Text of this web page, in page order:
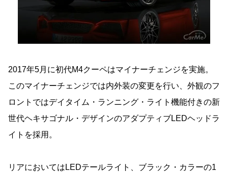
2017年5月に初代M4クーペはマイナーチェンジを実施。
このマイナーチェンジでは内外装の変更を行い、外観のフ
ロントではデイタイム・ランニング・ライト機能付きの新
世代ヘキサゴナル・デザインのアダプティブLEDヘッドラ
イトを採用。
リアにおいてはLEDテールライト、ブラック・カラーの1